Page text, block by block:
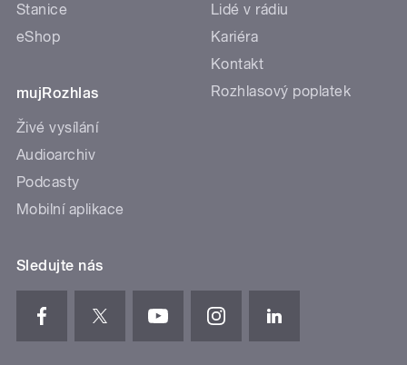
Stanice
eShop
mujRozhlas
Živé vysílání
Audioarchiv
Podcasty
Mobilní aplikace
Lidé v rádiu
Kariéra
Kontakt
Rozhlasový poplatek
Sledujte nás